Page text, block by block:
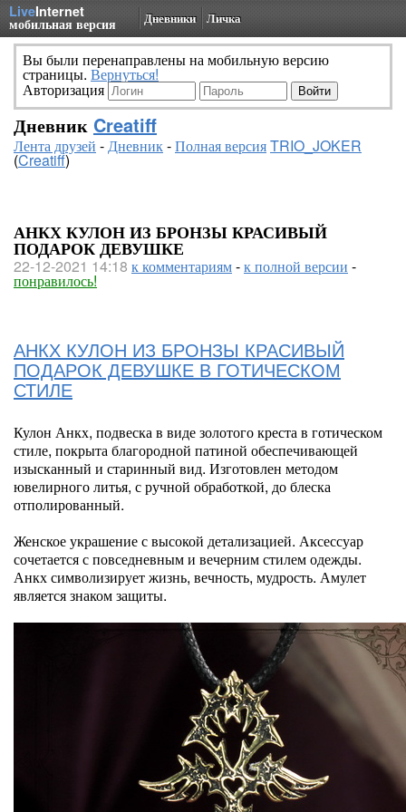
LiveInternet
мобильная версия Дневники Личка
Вы были перенаправлены на мобильную версию
страницы. Вернуться!
Авторизация
Дневник Creatiff
Лента друзей -Дневник-Полная версияTRIO_JOKER
(Creatiff)
АНКХ КУЛОН ИЗ БРОНЗЫ КРАСИВЫЙ
ПОДАРОК ДЕВУШКЕ
22-12-2021 14:18 к комментариям-к полной версии -
понравилось!
АНКХ КУЛОН ИЗ БРОНЗЫ КРАСИВЫЙ
ПОДАРОК ДЕВУШКЕ В ГОТИЧЕСКОМ
СТИЛЕ
Кулон Анкх, подвеска в виде золотого креста в готическом
стиле, покрыта благородной патиной обеспечивающей
изысканный и старинный вид. Изготовлен методом
ювелирного литья, с ручной обработкой, до блеска
отполированный.
Женское украшение с высокой детализацией. Аксессуар
сочетается с повседневным и вечерним стилем одежды.
Анкх символизирует жизнь, вечность, мудрость. Амулет
является знаком защиты.